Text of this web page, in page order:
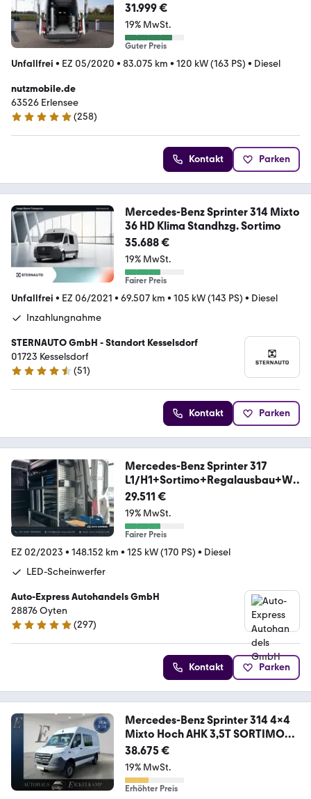
31.999 €
19% MwSt.
Guter Preis
Unfallfrei • EZ 05/2020 • 83.075 km • 120 kW (163 PS) • Diesel
nutzmobile.de
63526 Erlensee
4.9 Sterne
(258)
Kontakt Parken
Mercedes-Benz Sprinter 314 Mixto
36 HD Klima Standhzg. Sortimo
35.688 €
19% MwSt.
Fairer Preis
Unfallfrei • EZ 06/2021 • 69.507 km • 105 kW (143 PS) • Diesel
Inzahlungnahme
STERNAUTO GmbH - Standort Kesselsdorf
01723 Kesselsdorf
4.7 Sterne
(51)
Kontakt Parken
Mercedes-Benz Sprinter 317
L1/H1+Sortimo+Regalausbau+We
rkstatt
29.511 €
19% MwSt.
Fairer Preis
EZ 02/2023 • 148.152 km • 125 kW (170 PS) • Diesel
LED-Scheinwerfer
Auto-Express Autohandels GmbH
28876 Oyten
5 Sterne
(297)
Kontakt Parken
Mercedes-Benz Sprinter 314 4x4
Mixto Hoch AHK 3,5T SORTIMO
SHZ
38.675 €
19% MwSt.
Erhöhter Preis